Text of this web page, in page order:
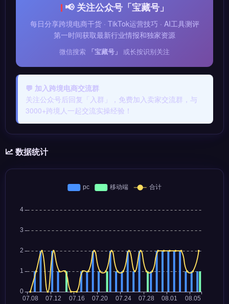
📢 关注公众号「宝藏号」
每日分享跨境电商干货 · TikTok运营技巧 · AI工具测评
第一时间获取最新行业情报和独家资源
微信搜索 「宝藏号」 或长按识别关注
💬 加入跨境电商交流群
关注公众号后回复「入群」，免费加入卖家交流群，与
3000+跨境人一起交流实操经验！
数据统计